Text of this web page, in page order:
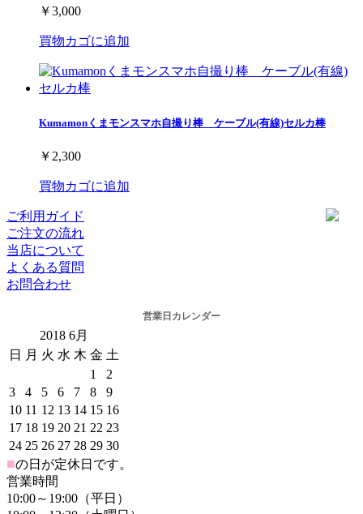
￥3,000
買物カゴに追加
Kumamonくまモンスマホ自撮り棒 ケーブル(有線)セルカ棒
￥2,300
買物カゴに追加
ご利用ガイド
ご注文の流れ
当店について
よくある質問
お問合わせ
営業日カレンダー
2018 6月
日
月 火 水 木 金 土
1
2
3
4 5 6 7 8
9
10 11 12 13 14 15 16
17 18 19 20 21 22 23
24 25 26 27 28 29 30
■の日が定休日です。
営業時間
10:00～19:00（平日）